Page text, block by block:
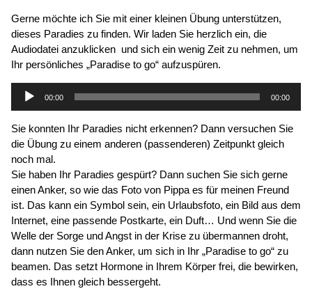
Gerne möchte ich Sie mit einer kleinen Übung unterstützen,
dieses Paradies zu finden. Wir laden Sie herzlich ein, die
Audiodatei anzuklicken und sich ein wenig Zeit zu nehmen, um
Ihr persönliches „Paradise to go“ aufzuspüren.
Audio-
Player
00:00 00:00
Sie konnten Ihr Paradies nicht erkennen? Dann versuchen Sie
die Übung zu einem anderen (passenderen) Zeitpunkt gleich
noch mal.
Sie haben Ihr Paradies gespürt? Dann suchen Sie sich gerne
einen Anker, so wie das Foto von Pippa es für meinen Freund
ist. Das kann ein Symbol sein, ein Urlaubsfoto, ein Bild aus dem
Internet, eine passende Postkarte, ein Duft… Und wenn Sie die
Welle der Sorge und Angst in der Krise zu übermannen droht,
dann nutzen Sie den Anker, um sich in Ihr „Paradise to go“ zu
beamen. Das setzt Hormone in Ihrem Körper frei, die bewirken,
dass es Ihnen gleich bessergeht.